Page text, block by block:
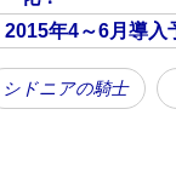
2015年4～6月導入
シドニアの騎士